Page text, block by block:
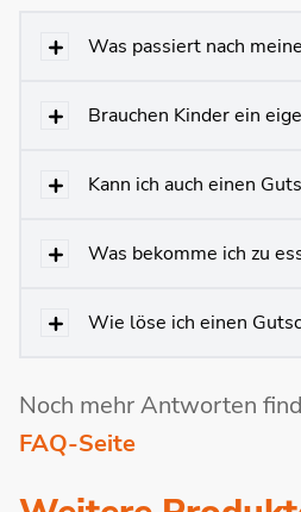
Was passiert nach
Brauchen Kinder ein
Kann ich auch einen
Was bekomme ich zu
Wie löse ich einen
Noch mehr Antworten
FAQ-Seite